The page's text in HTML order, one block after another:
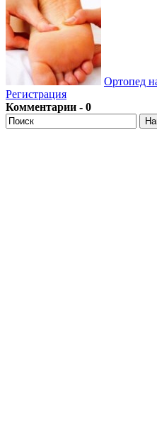
Ортопед
Регистрация
Комментарии - 0